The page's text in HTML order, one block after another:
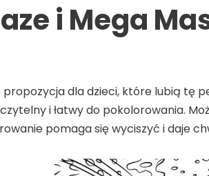
i Mega
propozycja dla dzieci, które lubią tę
i łatwy do pokolorowania.
pomaga się wyciszyć i daje